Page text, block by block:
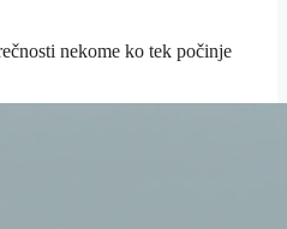
nekome ko tek počinje